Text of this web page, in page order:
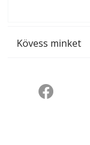
Kövess minket